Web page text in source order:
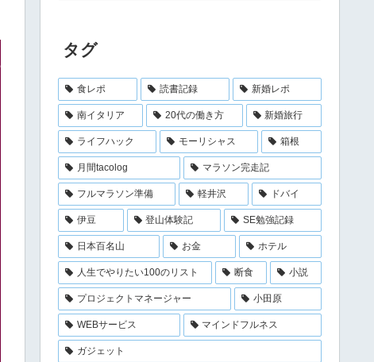
タグ
食レポ 読書記録 新婚レポ
南イタリア 20代の働き方 新婚旅行
ライフハック モーリシャス 箱根
月間tacolog マラソン完走記
フルマラソン準備 軽井沢 ドバイ
伊豆 登山体験記 SE勉強記録
日本百名山 お金 ホテル
人生でやりたい100のリスト 断食 小説
プロジェクトマネージャー 小田原
WEBサービス マインドフルネス
ガジェット